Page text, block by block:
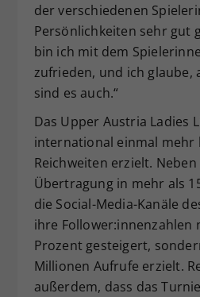
der verschiedenen
Persönlichkeiten sehr gut
bin ich mit dem
zufrieden, und ich glaube,
sind es auch.“
Das Upper Austria Ladies
international einmal mehr
Reichweiten erzielt. Neben
Übertragung in mehr als
die Social-Media-Kanäle
ihre Follower:innenzahlen
Prozent gesteigert,
Millionen Aufrufe erzielt.
außerdem, dass das